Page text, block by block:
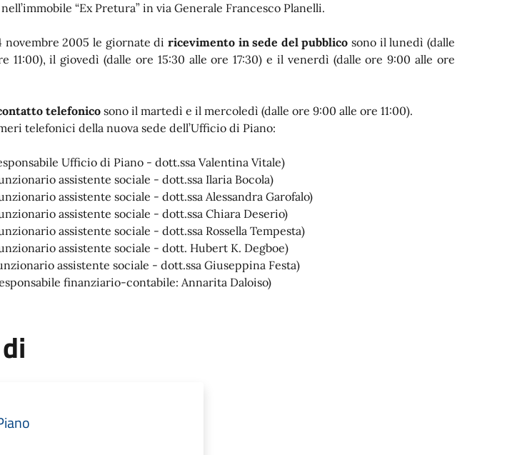
“Ex Pretura” in via Generale Francesco Planelli.
novembre 2005 le giornate di ricevimento in sede del pubblico sono il lunedì (dalle
11:00), il giovedì (dalle ore 15:30 alle ore 17:30) e il venerdì (dalle ore 9:00 alle ore
telefonico sono il martedì e il mercoledì (dalle ore 9:00 alle ore 11:00).
telefonici della nuova sede dell’Ufficio di Piano:
Ufficio di Piano - dott.ssa Valentina Vitale)
assistente sociale - dott.ssa Ilaria Bocola)
assistente sociale - dott.ssa Alessandra Garofalo)
assistente sociale - dott.ssa Chiara Deserio)
assistente sociale - dott.ssa Rossella Tempesta)
assistente sociale - dott. Hubert K. Degboe)
assistente sociale - dott.ssa Giuseppina Festa)
finanziario-contabile: Annarita Daloiso)